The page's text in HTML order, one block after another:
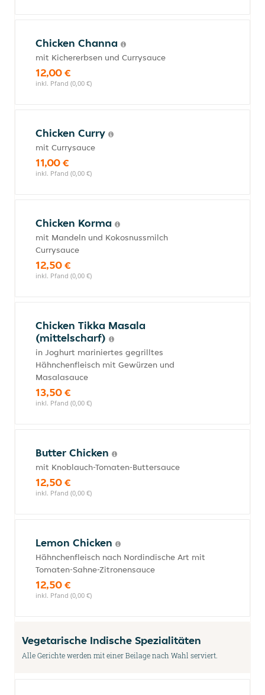
Chicken Channa
mit Kichererbsen und Currysauce
12,00 €
inkl. Pfand (0,00 €)
Chicken Curry
mit Currysauce
11,00 €
inkl. Pfand (0,00 €)
Chicken Korma
mit Mandeln und Kokosnussmilch
Currysauce
12,50 €
inkl. Pfand (0,00 €)
Chicken Tikka Masala
(mittelscharf)
in Joghurt mariniertes gegrilltes
Hähnchenfleisch mit Gewürzen und
Masalasauce
13,50 €
inkl. Pfand (0,00 €)
Butter Chicken
mit Knoblauch-Tomaten-Buttersauce
12,50 €
inkl. Pfand (0,00 €)
Lemon Chicken
Hähnchenfleisch nach Nordindische Art mit
Tomaten-Sahne-Zitronensauce
12,50 €
inkl. Pfand (0,00 €)
Vegetarische Indische Spezialitäten
Alle Gerichte werden mit einer Beilage nach Wahl serviert.